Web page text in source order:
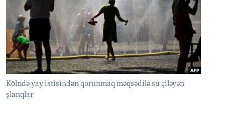
Kölndə yay istisindən qorunmaq məqsədilə su çiləyən
şlanqlar